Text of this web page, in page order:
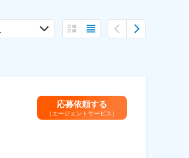
応募依頼する
（エージェントサービス）